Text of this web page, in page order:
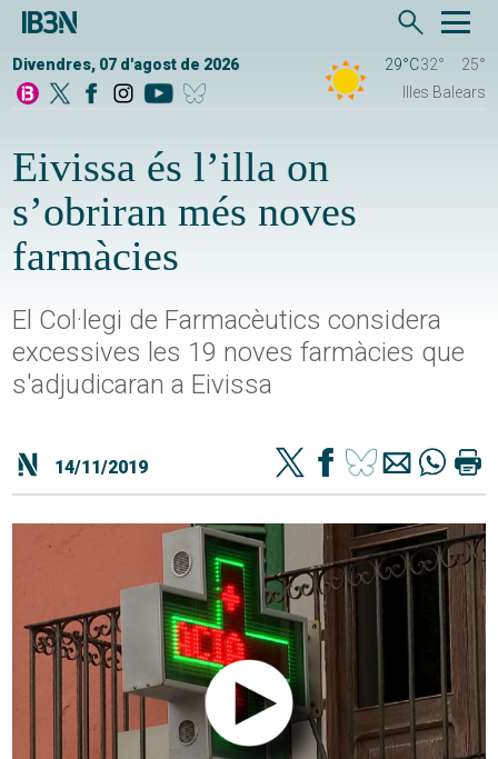
Divendres, 07 d'agost de 2026 29°C32°
25°
Illes Balears
Eivissa és l’illa on
s’obriran més noves
farmàcies
El Col·legi de Farmacèutics considera
excessives les 19 noves farmàcies que
s'adjudicaran a Eivissa
14/11/2019